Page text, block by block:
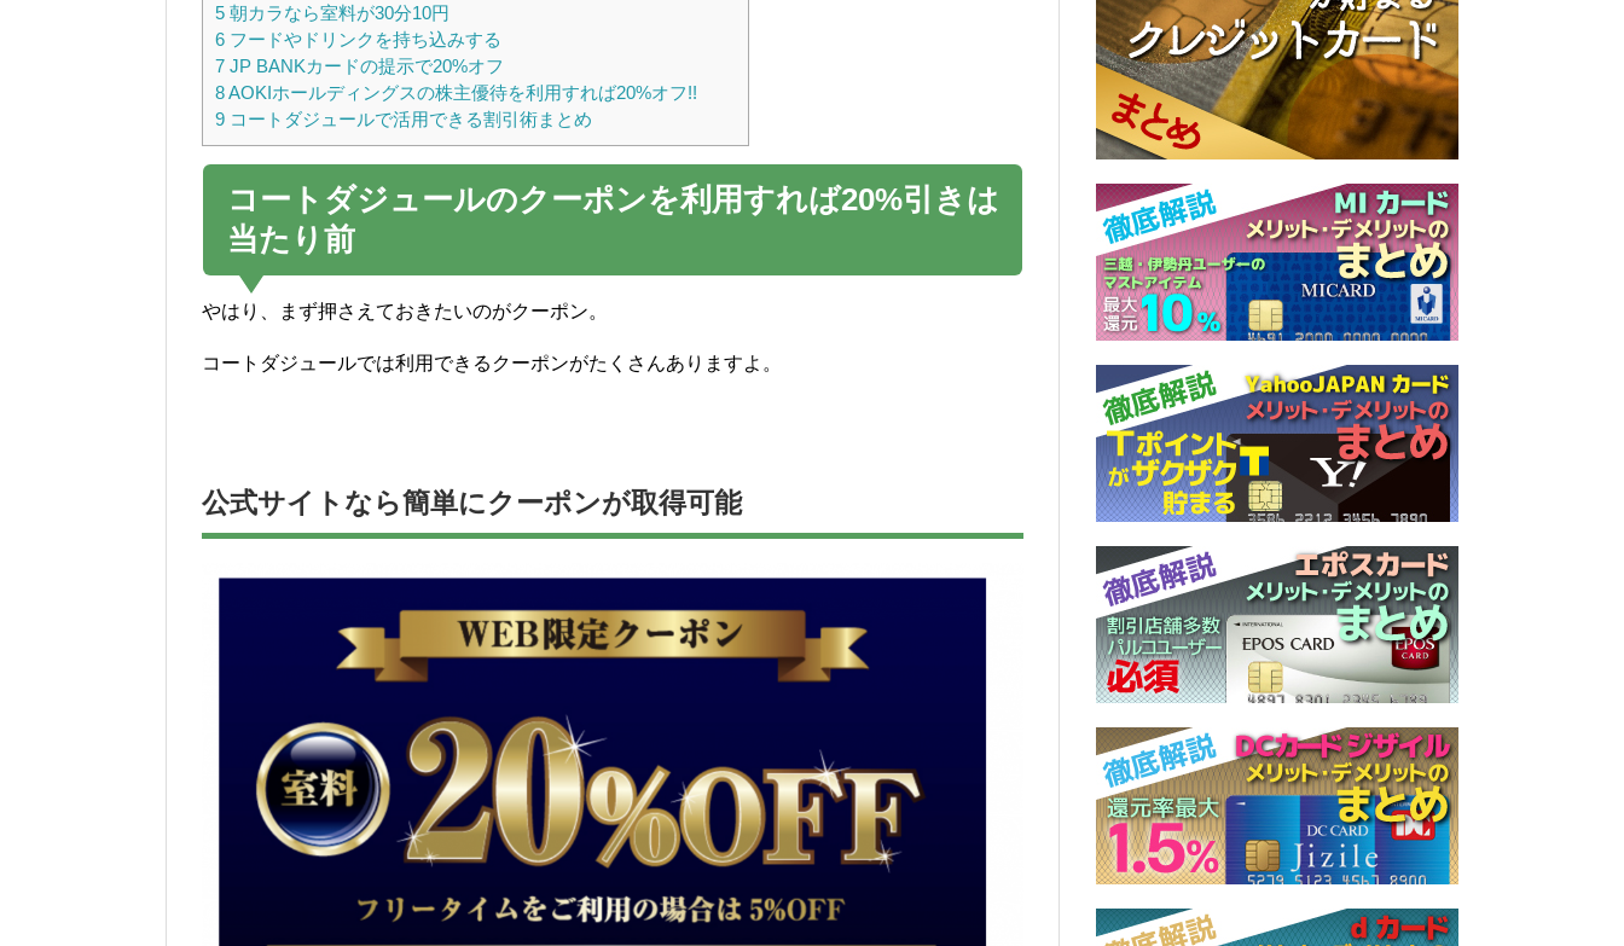
5 朝カラなら室料が30分10円
6 フードやドリンクを持ち込みする
7 JP BANKカードの提示で20%オフ
8AOKIホールディングスの株主優待を利用すれば20%オフ!!
9 コートダジュールで活用できる割引術まとめ
コートダジュールのクーポンを利用すれば20%引きは
当たり前
やはり、まず押さえておきたいのがクーポン。
コートダジュールでは利用できるクーポンがたくさんありますよ。
公式サイトなら簡単にクーポンが取得可能